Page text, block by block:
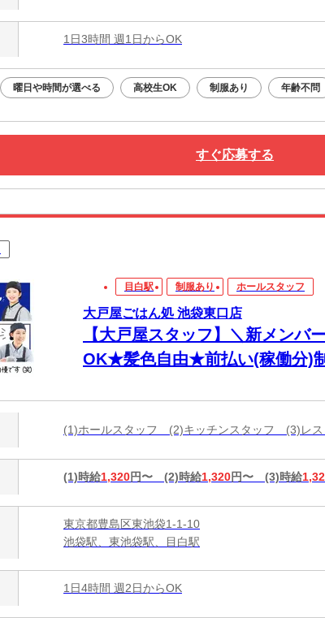
1日3時間 週1日からOK
曜日や時間が選べる 高校生OK 制服あり 年齢不問
すぐ応募する
目白駅 制服あり ホールスタッフ
大戸屋ごはん処 池袋東口店
【大戸屋スタッフ】＼新メンバ
OK★髪色自由★前払い(稼働分)
(1)ホールスタッフ (2)キッチンスタッフ (3)レ
(1)時給1,320円〜 (2)時給1,320円〜 (3)時給
東京都豊島区東池袋1-1-10
池袋駅、東池袋駅、目白駅
1日4時間 週2日からOK